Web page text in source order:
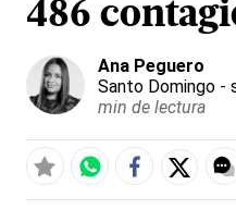
486
Ana Peguero
Santo Domingo -
min de lectura